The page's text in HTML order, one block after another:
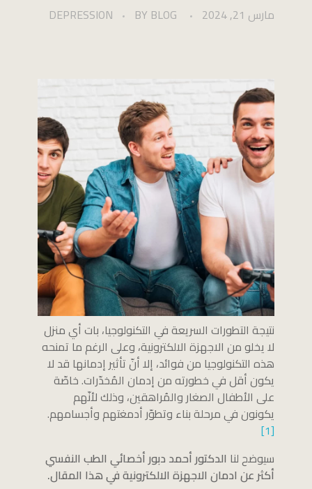
مارس 21, 2024 BY BLOG
DEPRESSION
نتيجة التطورات السريعة في التكنولوجيا، بات أي منزل
لا يخلو من الاجهزة الالكترونية، وعلى الرغم ما تمنحه
هذه التكنولوجيا من فوائد، إلا أنّ تأثير إدمانها قد لا
يكون أقل في خطورته من إدمان المُخدّرات. خاصّة
على الأطفال الصغار والمُراهقين، وذلك لأنّهم
يكونون في مرحلة بناء وتطوّر أدمغتهم وأجسامهم.
[1]
سيوضح لنا الدكتور أحمد دبور أخصائي الطب النفسي
أكثر عن ادمان الاجهزة الالكترونية في هذا المقال.